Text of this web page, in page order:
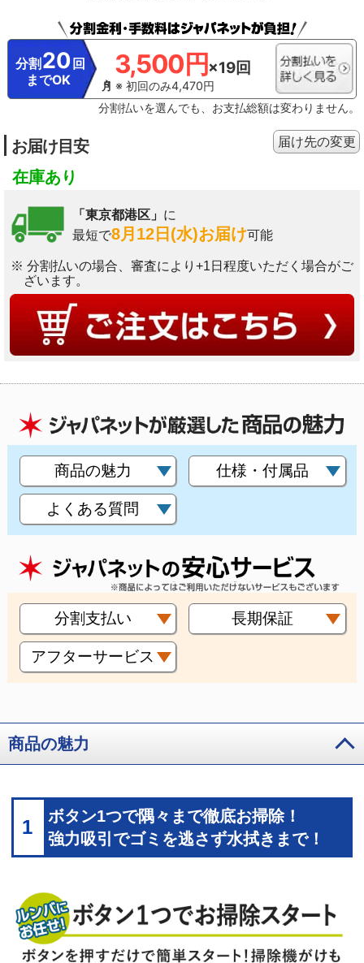
分割 20 回
までOK
3,500円×19回
※ 初回のみ4,470円
分割払いを選んでも、お支払総額は変わりません。
お届け目安
在庫あり
「東京都港区」 に
最短で8月12日(水)お届け可能
※ 分割払いの場合、審査により+1日程度いただく場合がご
ざいます。
届け先の変更
商品の魅力 仕様・付属品
よくある質問
分割支払い 長期保証
アフターサービス
商品の魅力
1
ボタン1つで隅々まで徹底お掃除！
強力吸引でゴミを逃さず水拭きまで！